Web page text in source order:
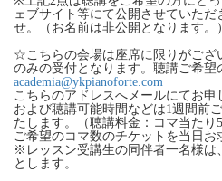
ェブサイト等にて公開させていただ
せ。（お名前は非公開となります。）
☆こちらの会場は座席に限りがござ
のみの受付となります。聴講ご希望
academia@ykpianoforte.com
こちらのアドレスへメールにてお
および聴講可能時間などは1週間前
たします。（聴講料金：コマ当たり
ご希望のコマ数のチケットを当日お
※レッスン受講生の同伴者一名様は
とします。